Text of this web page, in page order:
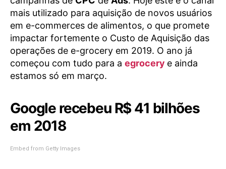
mais utilizado para aquisição de novos usuários
em e-commerces de alimentos, o que promete
impactar fortemente o Custo de Aquisição das
operações de e-grocery em 2019. O ano já
começou com tudo para a egrocery e ainda
estamos só em março.
Google recebeu R$ 41 bilhões
em 2018
Embed from Getty Images